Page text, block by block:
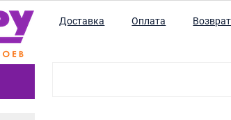
Доставка Оплата Возврат